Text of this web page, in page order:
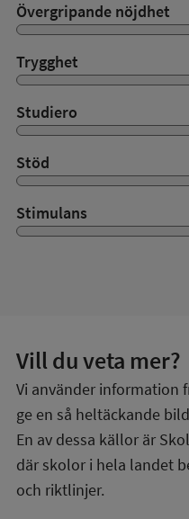
Övergripande nöjdhet
Trygghet
Studiero
Stöd
Stimulans
Vill du veta mer?
Vi använder information
ge en så heltäckande
En av dessa källor är
där skolor i hela landet
och riktlinjer.